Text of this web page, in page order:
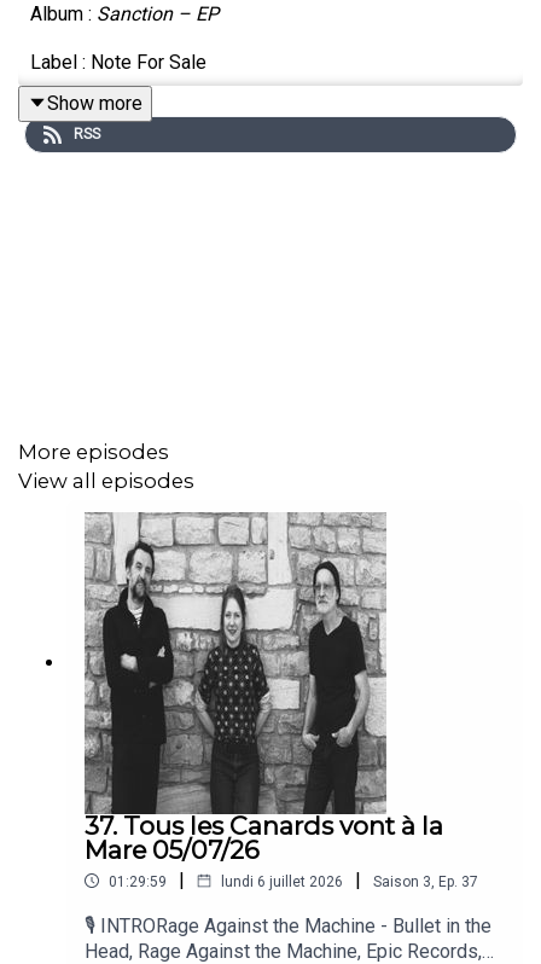
Album : Sanction – EP
Label : Note For Sale
Année : 2015
🔥 Album de la Semaine
Label : Upton Park
Année : 2026
🚨 Nouveau
It It Anita – Social Dodger
Album :Hi Hi Ha Ha
Label : Luik Music
Année : 2026
Melvins & Napalm Death – Tossing Coins into the
Fountain of Fuck
Album :Savage Imperial Death March
Label : Amphetamine Reptile Records
Show more
RSS
More episodes
View all episodes
37. Tous les Canards vont à la
Mare 05/07/26
01:29:59 | lundi 6 juillet 2026 | Saison 3 Ep. 37
🎙️ INTRORage Against the Machine - Bullet in the
Head, Rage Against the Machine, Epic Records,